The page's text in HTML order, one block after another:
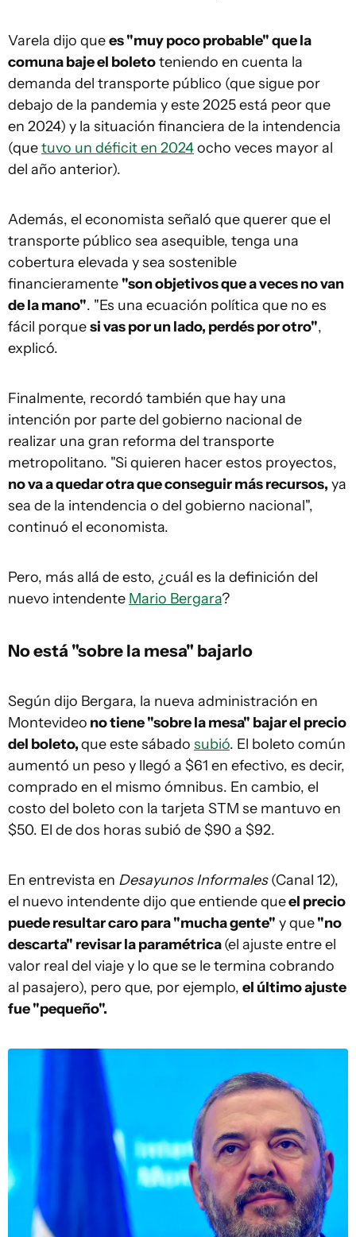
Varela dijo quees "muy poco probable" que la
comuna baje el boletoteniendo en cuenta la
demanda del transporte público (que sigue por
debajo de la pandemia y este 2025 está peor que
en 2024) y la situación financiera de la intendencia
(quetuvo un déficit en 2024ocho veces mayor al
del año anterior).
Además, el economista señaló que querer que el
transporte público sea asequible, tenga una
cobertura elevada y sea sostenible
financieramente "son objetivos que a veces no van
de la mano". "Es una ecuación política que no es
fácil porquesi vas por un lado, perdés por otro",
explicó.
Finalmente, recordó también que hay una
intención por parte del gobierno nacional de
realizar una gran reforma del transporte
metropolitano. "Si quieren hacer estos proyectos,
no va a quedar otra que conseguir más recursos, ya
sea de la intendencia o del gobierno nacional",
continuó el economista.
Pero, más allá de esto, ¿cuál es la definición del
nuevo intendente Mario Bergara?
No está "sobre la mesa" bajarlo
Según dijo Bergara, la nueva administración en
Montevideo no tiene "sobre la mesa" bajar el precio
del boleto,que este sábado subió. El boleto común
aumentó un peso y llegó a $61 en efectivo, es decir,
comprado en el mismo ómnibus. En cambio, el
costo del boleto con la tarjeta STM se mantuvo en
$50. El de dos horas subió de $90 a $92.
En entrevista en Desayunos Informales(Canal 12),
el nuevo intendente dijo que entiende queel precio
puede resultar caro para "mucha gente" y que"no
descarta" revisar la paramétrica(el ajuste entre el
valor real del viaje y lo que se le termina cobrando
al pasajero), pero que, por ejemplo, el último ajuste
fue "pequeño".